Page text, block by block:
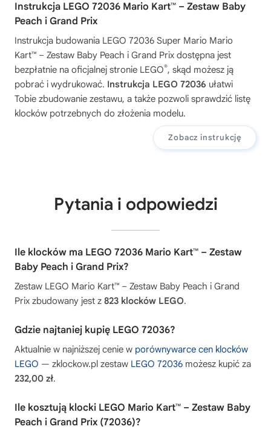
Instrukcja LEGO 72036 Mario Kart™ – Zestaw Baby
Peach i Grand Prix
Instrukcja budowania LEGO 72036 Super Mario Mario
Kart™ – Zestaw Baby Peach i Grand Prix dostępna jest
bezpłatnie na oficjalnej stronie LEGO®, skąd możesz ją
pobrać i wydrukować. Instrukcja LEGO 72036 ułatwi
Tobie zbudowanie zestawu, a także pozwoli sprawdzić listę
klocków potrzebnych do złożenia modelu.
Zobacz instrukcję
Pytania i odpowiedzi
Ile klocków ma LEGO 72036 Mario Kart™ – Zestaw
Baby Peach i Grand Prix?
Zestaw LEGO Mario Kart™ – Zestaw Baby Peach i Grand
Prix zbudowany jest z 823 klocków LEGO.
Gdzie najtaniej kupię LEGO 72036?
Aktualnie w najniższej cenie w porównywarce cen klocków
LEGO — zklockow.pl zestaw LEGO 72036 możesz kupić za
232,00 zł.
Ile kosztują klocki LEGO Mario Kart™ – Zestaw Baby
Peach i Grand Prix (72036)?